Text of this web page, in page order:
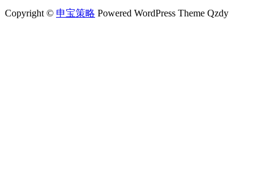
Copyright © 申宝策略 Powered WordPress Theme Qzdy